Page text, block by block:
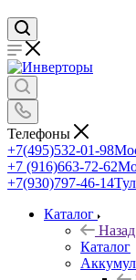
Телефоны
+7(495)532-01-98
+7 (916)663-72-62
+7(930)797-46-14
Каталог
Назад
Каталог